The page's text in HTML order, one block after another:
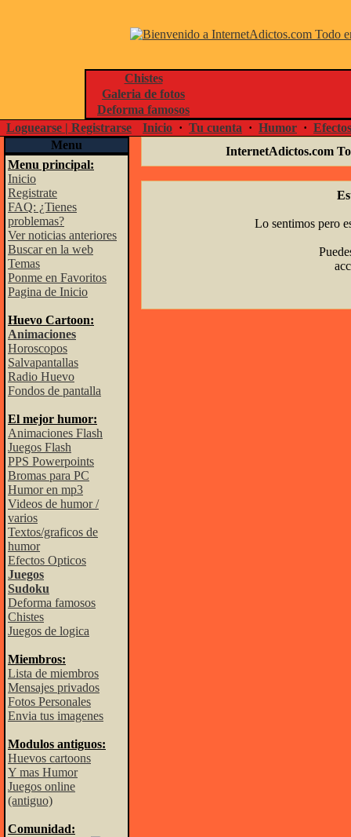
Chistes
Galeria de fotos
Deforma famosos
Loguearse | Registrarse
Inicio · Tu cuenta · Humor ·
Menu
Menu principal:
Inicio
Registrate
FAQ: ¿Tienes
problemas?
Ver noticias anteriores
Buscar en la web
Temas
Ponme en Favoritos
Pagina de Inicio
Huevo Cartoon:
Animaciones
Horoscopos
Salvapantallas
Radio Huevo
Fondos de pantalla
El mejor humor:
Animaciones Flash
Juegos Flash
PPS Powerpoints
Bromas para PC
Humor en mp3
Videos de humor /
varios
Textos/graficos de
humor
Efectos Opticos
Juegos
Sudoku
Deforma famosos
Chistes
Juegos de logica
Miembros:
Lista de miembros
Mensajes privados
Fotos Personales
Envia tus imagenes
Modulos antiguos:
Huevos cartoons
Y mas Humor
Juegos online
(antiguo)
Comunidad:
InternetAdictos.com
Lo sentimos pero